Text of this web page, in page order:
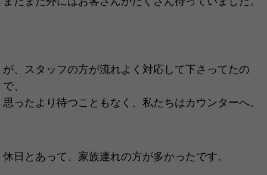
が、スタッフの方が流れよく対応して下さってたの
で、
思ったより待つこともなく、私たちはカウンターへ。
休日とあって、家族連れの方が多かったです。